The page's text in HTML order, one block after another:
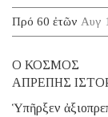
Πρό 60 ἐτῶν Αυγ
Ο ΚΟΣΜΟΣ
ΑΠΡΕΠΗΣ
Ὑπῆρξεν